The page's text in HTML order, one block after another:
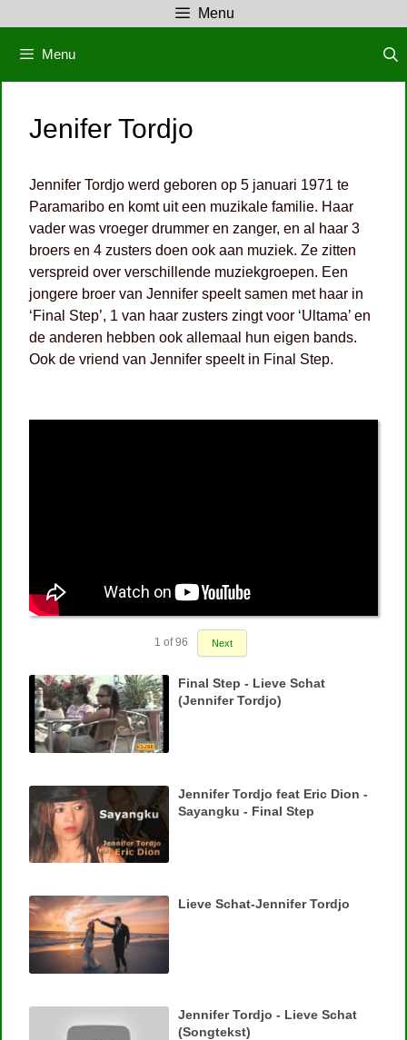
naar
Menu
Menu
Jenifer Tordjo
Jennifer Tordjo werd geboren op 5 januari 1971 te
Paramaribo en komt uit een muzikale familie. Haar
vader was vroeger drummer en zanger, en al haar 3
broers en 4 zusters doen ook aan muziek. Ze zitten
verspreid over verschillende muziekgroepen. Een
jongere broer van Jennifer speelt samen met haar in
‘Final Step’, 1 van haar zusters zingt voor ‘Ultama’ en
de anderen hebben ook allemaal hun eigen bands.
Ook de vriend van Jennifer speelt in Final Step.
1 of 96 Next
Final Step - Lieve Schat
(Jennifer Tordjo)
Jennifer Tordjo feat Eric Dion -
Sayangku - Final Step
Lieve Schat-Jennifer Tordjo
Jennifer Tordjo - Lieve Schat
(Songtekst)